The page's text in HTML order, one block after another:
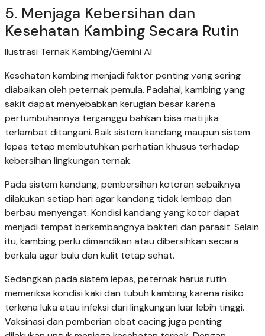
5. Menjaga Kebersihan dan
Kesehatan Kambing Secara Rutin
Ilustrasi Ternak Kambing/Gemini AI
Kesehatan kambing menjadi faktor penting yang sering
diabaikan oleh peternak pemula. Padahal, kambing yang
sakit dapat menyebabkan kerugian besar karena
pertumbuhannya terganggu bahkan bisa mati jika
terlambat ditangani. Baik sistem kandang maupun sistem
lepas tetap membutuhkan perhatian khusus terhadap
kebersihan lingkungan ternak.
Pada sistem kandang, pembersihan kotoran sebaiknya
dilakukan setiap hari agar kandang tidak lembap dan
berbau menyengat. Kondisi kandang yang kotor dapat
menjadi tempat berkembangnya bakteri dan parasit. Selain
itu, kambing perlu dimandikan atau dibersihkan secara
berkala agar bulu dan kulit tetap sehat.
Sedangkan pada sistem lepas, peternak harus rutin
memeriksa kondisi kaki dan tubuh kambing karena risiko
terkena luka atau infeksi dari lingkungan luar lebih tinggi.
Vaksinasi dan pemberian obat cacing juga penting